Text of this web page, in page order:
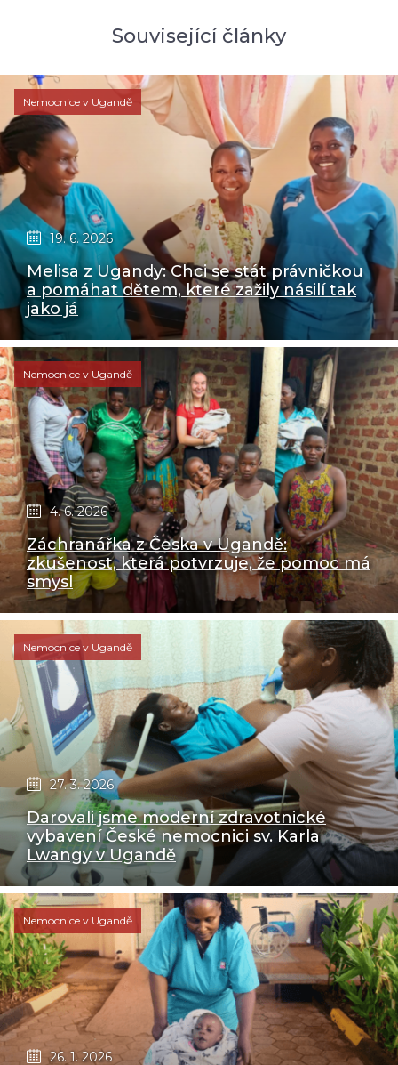
Související články
Nemocnice v Ugandě
19. 6. 2026
Melisa z Ugandy: Chci se stát právničkou
a pomáhat dětem, které zažily násilí tak
jako já
Nemocnice v Ugandě
4. 6. 2026
Záchranářka z Česka v Ugandě:
zkušenost, která potvrzuje, že pomoc má
smysl
Nemocnice v Ugandě
27. 3. 2026
Darovali jsme moderní zdravotnické
vybavení České nemocnici sv. Karla
Lwangy v Ugandě
Nemocnice v Ugandě
26. 1. 2026